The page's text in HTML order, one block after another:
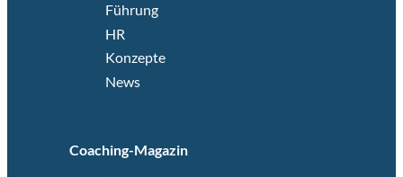
Führung
HR
Konzepte
News
Coaching-Magazin